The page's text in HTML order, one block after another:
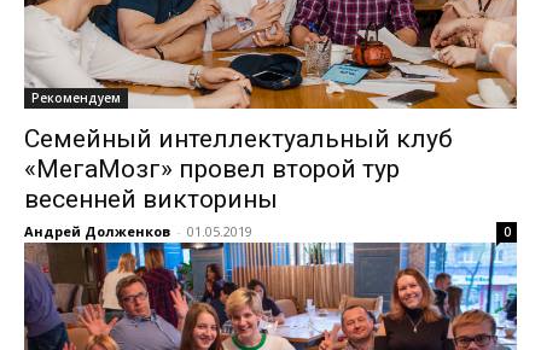
Рекомендуем
Семейный интеллектуальный клуб
«МегаМозг» провел второй тур
весенней викторины
Андрей Долженков - 01.05.2019 0